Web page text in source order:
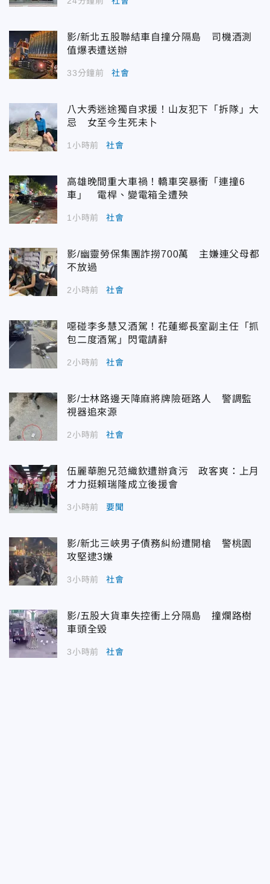
影/新北五股聯結車自撞分隔島 司機酒測
值爆表遭送辦
33分鐘前 社會
八大秀迷途獨自求援！山友犯下「拆隊」大
忌 女至今生死未卜
1小時前 社會
高雄晚間重大車禍！轎車突暴衝「連撞6
車」 電桿、變電箱全遭殃
1小時前 社會
影/幽靈勞保集團詐撈700萬 主嫌連父母都
不放過
2小時前 社會
噁碰李多慧又酒駕！花蓮鄉長室副主任「抓
包二度酒駕」閃電請辭
2小時前 社會
影/士林路邊天降麻將牌險砸路人 警調監
視器追來源
2小時前 社會
伍麗華胞兄范織欽遭辦貪污 政客爽：上月
才力挺賴瑞隆成立後援會
3小時前 要聞
影/新北三峽男子債務糾紛遭開槍 警桃園
攻堅逮3嫌
3小時前 社會
影/五股大貨車失控衝上分隔島 撞爛路樹
車頭全毀
3小時前 社會